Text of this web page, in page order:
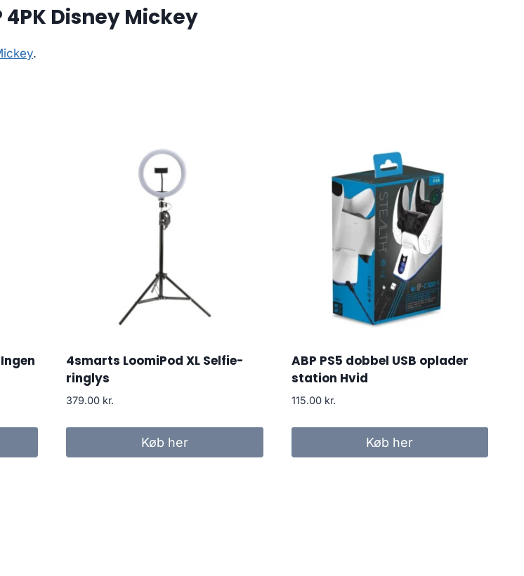
Disney Mickey
.
4smarts LoomiPod XL Selfie-
ringlys
379.00 kr.
Køb her
ABP PS5 dobbel USB oplader
station Hvid
115.00 kr.
Køb her